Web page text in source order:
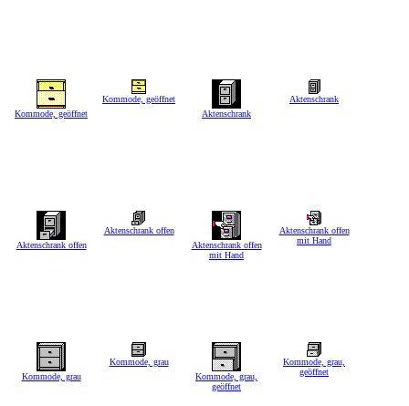
Kommode, geöffnet
Kommode, geöffnet
Aktenschrank
Aktenschrank
Aktenschrank offen
Aktenschrank offen
Aktenschrank offen
mit Hand
Aktenschrank offen
mit Hand
Kommode, grau
Kommode, grau
Kommode, grau,
geöffnet
Kommode, grau,
geöffnet